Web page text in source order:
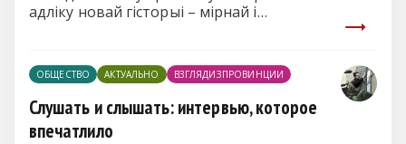
адліку новай гісторыі – мірнай і
ОБЩЕСТВО АКТУАЛЬНО ВЗГЛЯДИЗПРОВИНЦИИ
Слушать и слышать: интервью, которое
впечатлило